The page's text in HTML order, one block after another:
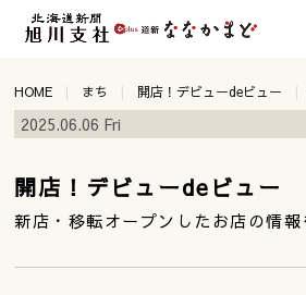
HOME まち 開店！デビューdeビュー
2025.06.06 Fri
開店！デビューdeビュー
新店・移転オープンしたお店の情報